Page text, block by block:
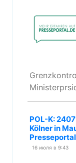
POL-K:
Kölner in
16 июля в 9:43